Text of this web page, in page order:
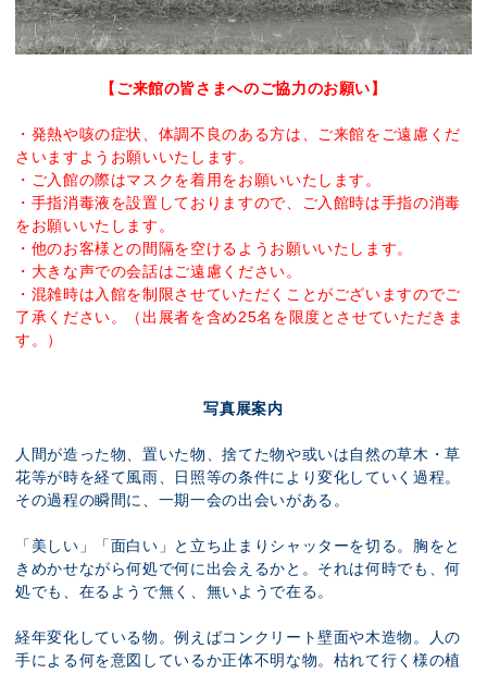
【ご来館の皆さまへのご協力のお願い】
・発熱や咳の症状、体調不良のある方は、ご来館をご遠慮くだ
さいますようお願いいたします。
・ご入館の際はマスクを着用をお願いいたします。
・手指消毒液を設置しておりますので、ご入館時は手指の消毒
をお願いいたします。
・他のお客様との間隔を空けるようお願いいたします。
・大きな声での会話はご遠慮ください。
・混雑時は入館を制限させていただくことがございますのでご
了承ください。（出展者を含め25名を限度とさせていただきま
す。）
写真展案内
人間が造った物、置いた物、捨てた物や或いは自然の草木・草
花等が時を経て風雨、日照等の条件により変化していく過程。
その過程の瞬間に、一期一会の出会いがある。
「美しい」「面白い」と立ち止まりシャッターを切る。胸をと
きめかせながら何処で何に出会えるかと。それは何時でも、何
処でも、在るようで無く、無いようで在る。
経年変化している物。例えばコンクリート壁面や木造物。人の
手による何を意図しているか正体不明な物。枯れて行く様の植